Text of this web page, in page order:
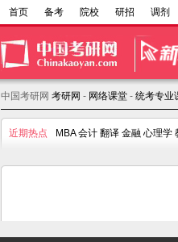
首页 备考 院校 研招 调剂
中国考研网 考研网 - 网络课堂 - 统考专业
近期热点 MBA 会计 翻译 金融 心理学